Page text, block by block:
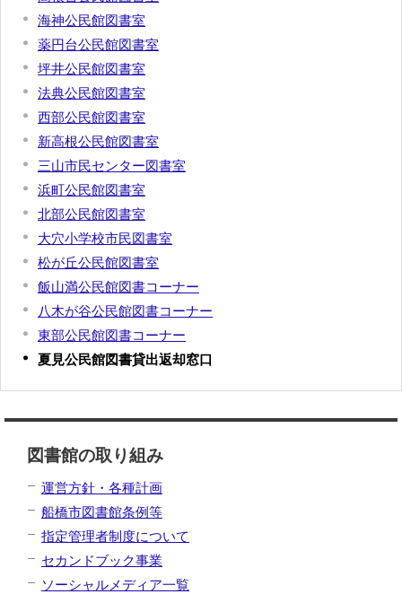
海神公民館図書室
薬円台公民館図書室
坪井公民館図書室
法典公民館図書室
西部公民館図書室
新高根公民館図書室
三山市民センター図書室
浜町公民館図書室
北部公民館図書室
大穴小学校市民図書室
松が丘公民館図書室
飯山満公民館図書コーナー
八木が谷公民館図書コーナー
東部公民館図書コーナー
夏見公民館図書貸出返却窓口
図書館の取り組み
運営方針・各種計画
船橋市図書館条例等
指定管理者制度について
セカンドブック事業
ソーシャルメディア一覧